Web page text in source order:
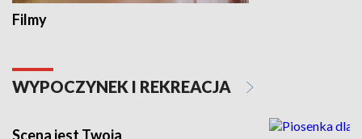
Filmy
WYPOCZYNEK I REKREACJA
Scena jest Twoja